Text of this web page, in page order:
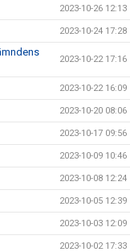
2023-10-26 12:13
2023-10-24 17:28
2023-10-22 17:16
2023-10-22 16:09
2023-10-20 08:06
2023-10-17 09:56
2023-10-09 10:46
2023-10-08 12:24
2023-10-05 12:39
2023-10-03 12:09
2023-10-02 17:33